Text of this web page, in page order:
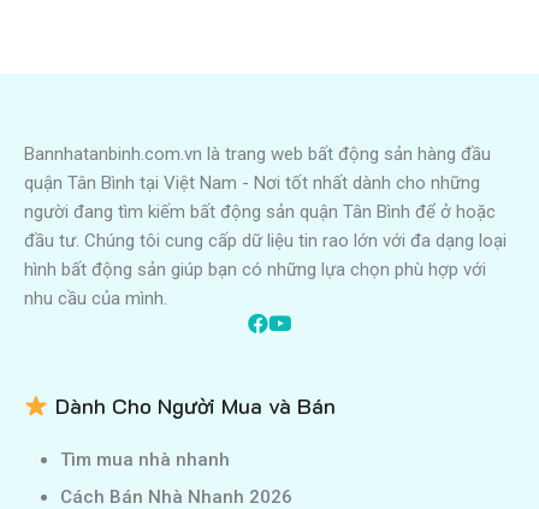
Bannhatanbinh.com.vn là trang web bất động sản hàng đầu
quận Tân Bình tại Việt Nam - Nơi tốt nhất dành cho những
người đang tìm kiếm bất động sản quận Tân Bình để ở hoặc
đầu tư. Chúng tôi cung cấp dữ liệu tin rao lớn với đa dạng loại
hình bất động sản giúp bạn có những lựa chọn phù hợp với
nhu cầu của mình.
Dành Cho Người Mua và Bán
Tìm mua nhà nhanh
Cách Bán Nhà Nhanh 2026